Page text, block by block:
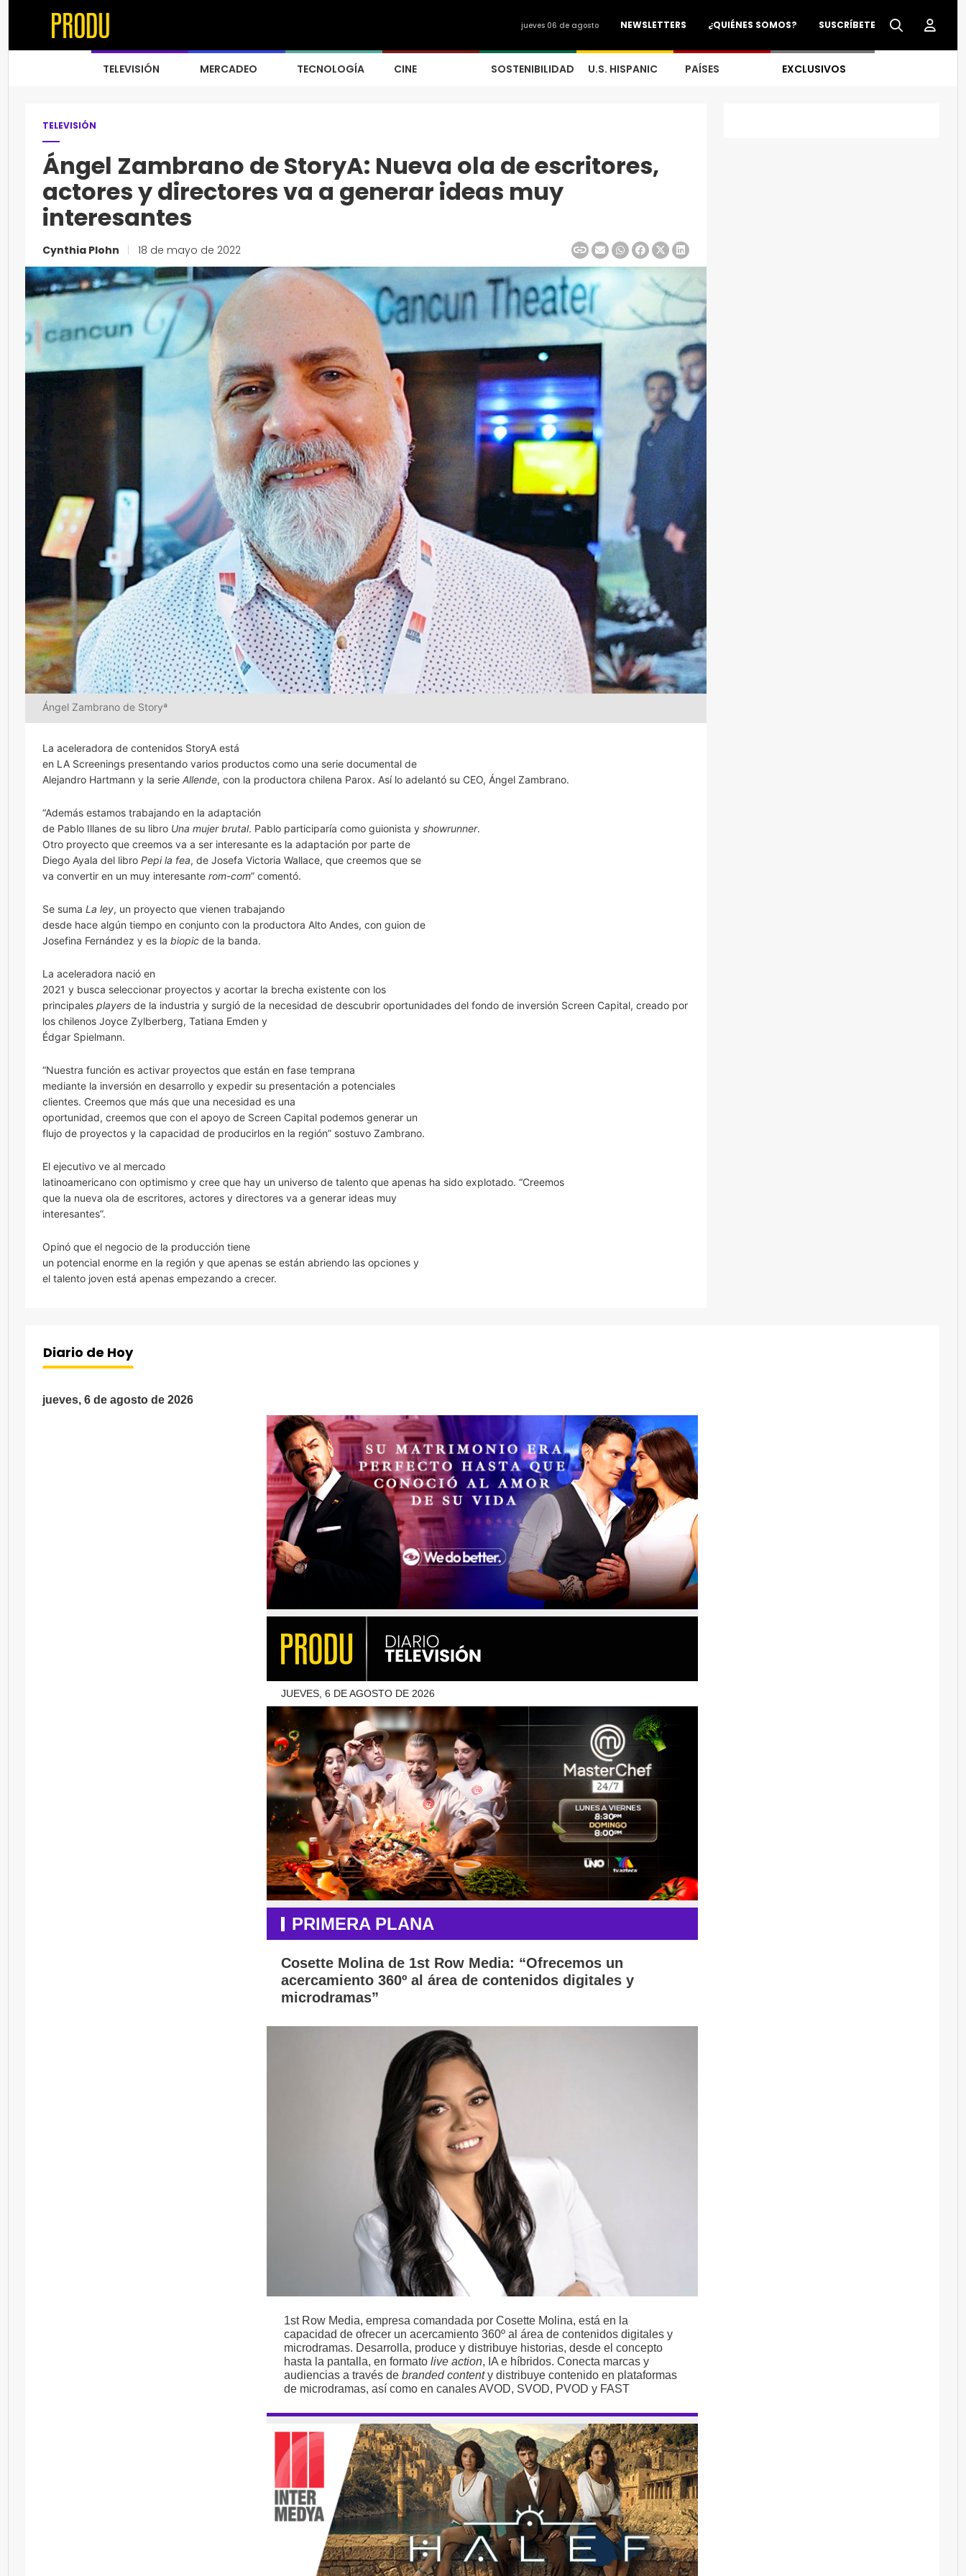
SUSCRÍBETE
¿QUIÉNES SOMOS?
NEWSLETTERS
jueves 06 de agosto
TELEVISIÓN MERCADEO TECNOLOGÍA CINE SOSTENIBILIDAD U.S. HISPANIC PAÍSES EXCLUSIVOS
TELEVISIÓN
Ángel Zambrano de StoryA: Nueva ola de escritores,
actores y directores va a generar ideas muy
interesantes
Cynthia Plohn 18 de mayo de 2022
Ángel Zambrano de Storyª
La aceleradora de contenidos StoryA está
en LA Screenings presentando varios productos como una serie documental de
Alejandro Hartmann y la serie Allende, con la productora chilena Parox. Así lo adelantó su CEO, Ángel Zambrano.
“Además estamos trabajando en la adaptación
de Pablo Illanes de su libro Una mujer brutal. Pablo participaría como guionista y showrunner.
Otro proyecto que creemos va a ser interesante es la adaptación por parte de
Diego Ayala del libro Pepi la fea, de Josefa Victoria Wallace, que creemos que se
va convertir en un muy interesante rom-com” comentó.
Se suma La ley, un proyecto que vienen trabajando
desde hace algún tiempo en conjunto con la productora Alto Andes, con guion de
Josefina Fernández y es la biopic de la banda.
La aceleradora nació en
2021 y busca seleccionar proyectos y acortar la brecha existente con los
principales players de la industria y surgió de la necesidad de descubrir oportunidades del fondo de inversión Screen Capital, creado por
los chilenos Joyce Zylberberg, Tatiana Emden y
Édgar Spielmann.
“Nuestra función es activar proyectos que están en fase temprana
mediante la inversión en desarrollo y expedir su presentación a potenciales
clientes. Creemos que más que una necesidad es una
oportunidad, creemos que con el apoyo de Screen Capital podemos generar un
flujo de proyectos y la capacidad de producirlos en la región” sostuvo Zambrano.
El ejecutivo ve al mercado
latinoamericano con optimismo y cree que hay un universo de talento que apenas ha sido explotado. “Creemos
que la nueva ola de escritores, actores y directores va a generar ideas muy
interesantes”.
Opinó que el negocio de la producción tiene
un potencial enorme en la región y que apenas se están abriendo las opciones y
el talento joven está apenas empezando a crecer.
Diario de Hoy
jueves, 6 de agosto de 2026